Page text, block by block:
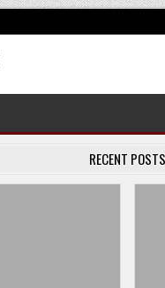
RECENT POSTS